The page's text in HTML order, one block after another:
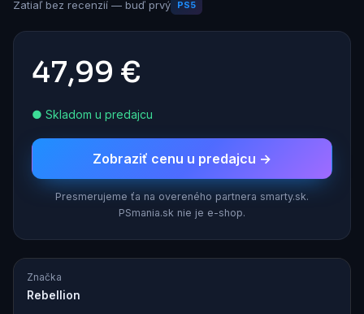
Zatiaľ bez recenzií — buď prvý PS5
47,99 €
● Skladom u predajcu
Zobraziť cenu u predajcu →
Presmerujeme ťa na overeného partnera smarty.sk.
PSmania.sk nie je e-shop.
Značka
Rebellion